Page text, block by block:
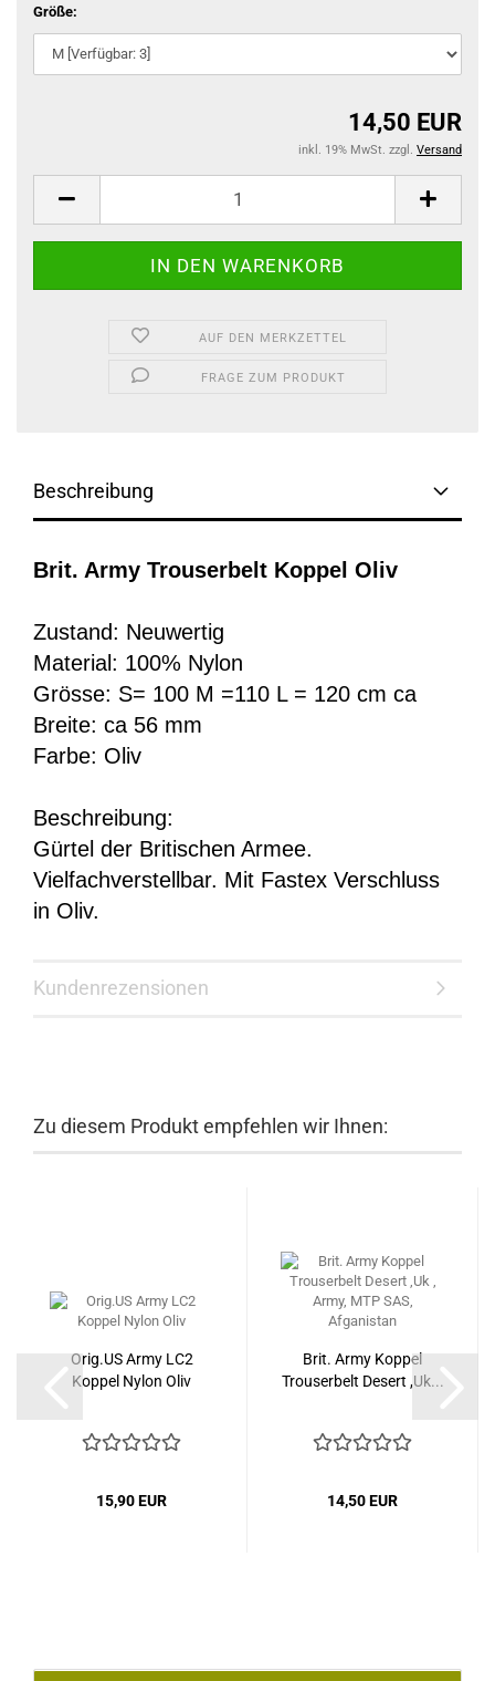
Größe:
14,50 EUR
inkl. 19% MwSt. zzgl. Versand
AUF DEN MERKZETTEL
FRAGE ZUM PRODUKT
Beschreibung
Brit. Army Trouserbelt Koppel Oliv
Zustand: Neuwertig
Material: 100% Nylon
Grösse: S= 100 M =110 L = 120 cm ca
Breite: ca 56 mm
Farbe: Oliv
Beschreibung:
Gürtel der Britischen Armee.
Vielfachverstellbar. Mit Fastex Verschluss
in Oliv.
Kundenrezensionen
Zu diesem Produkt empfehlen wir Ihnen:
Orig.US Army LC2
Koppel Nylon Oliv
15,90 EUR
Brit. Army Koppel
Trouserbelt Desert ,Uk...
14,50 EUR